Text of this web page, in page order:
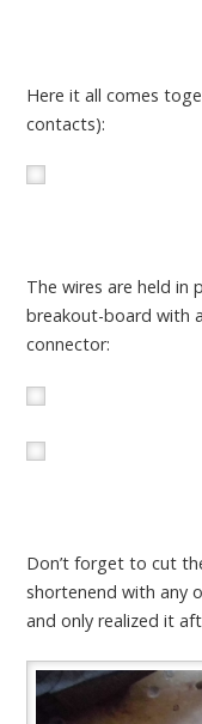
Here it all comes
contacts):
The wires are held in
breakout-board with
connector:
Don’t forget to cut
shortenend with any
and only realized it